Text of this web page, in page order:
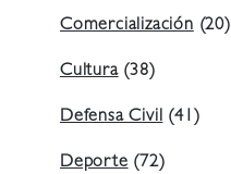
Comercialización(20)
Cultura(38)
Defensa Civil(41)
Deporte(72)